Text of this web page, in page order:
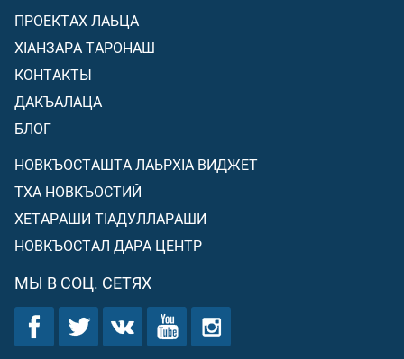
ПРОЕКТАХ ЛАЬЦА
ХIАНЗАРА ТАРОНАШ
КОНТАКТЫ
ДАКЪАЛАЦА
БЛОГ
НОВКЪОСТАШТА ЛАЬРХIА ВИДЖЕТ
ТХА НОВКЪОСТИЙ
ХЕТАРАШИ ТIАДУЛЛАРАШИ
НОВКЪОСТАЛ ДАРА ЦЕНТР
МЫ В СОЦ. СЕТЯХ